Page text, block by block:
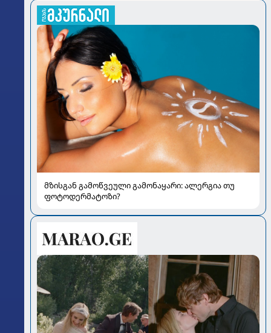
მზისგან გამოწვეული გამონაყარი: ალერგია თუ
ფოტოდერმატოზი?